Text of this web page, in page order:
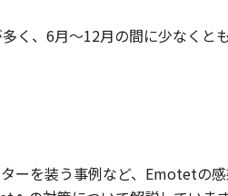
く、 6月～12月の間に少なくとも
ーを装う事例など、 Emotetの